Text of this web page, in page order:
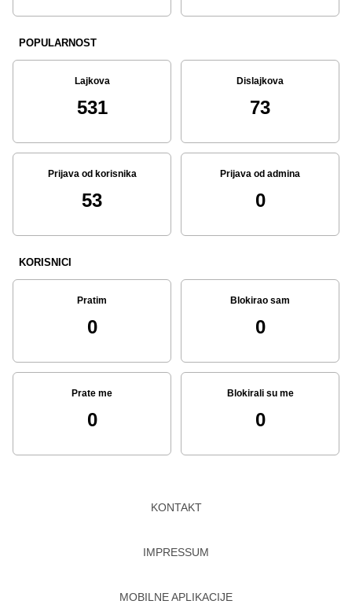
POPULARNOST
Lajkova
531
Dislajkova
73
Prijava od korisnika
53
Prijava od admina
0
KORISNICI
Pratim
0
Blokirao sam
0
Prate me
0
Blokirali su me
0
KONTAKT
IMPRESSUM
MOBILNE APLIKACIJE